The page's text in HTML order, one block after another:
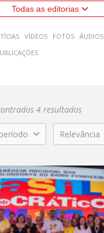
Todas as editorias
VÍDEOS FOTOS ÁUDIOS
4 resultados
Relevância